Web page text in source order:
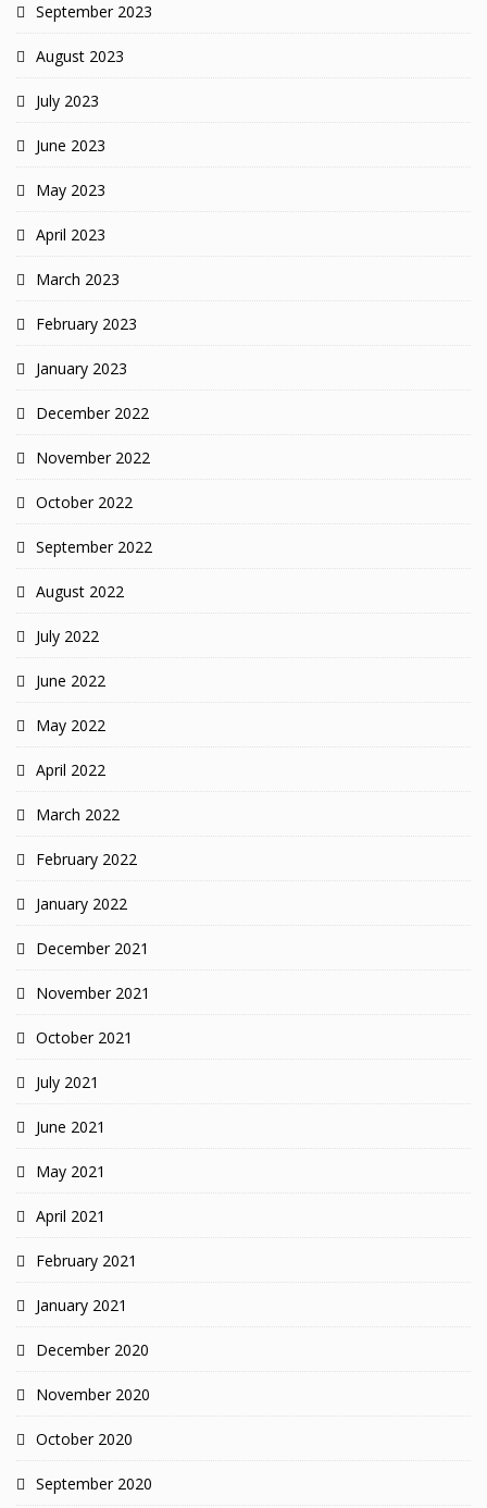
September 2023
August 2023
July 2023
June 2023
May 2023
April 2023
March 2023
February 2023
January 2023
December 2022
November 2022
October 2022
September 2022
August 2022
July 2022
June 2022
May 2022
April 2022
March 2022
February 2022
January 2022
December 2021
November 2021
October 2021
July 2021
June 2021
May 2021
April 2021
February 2021
January 2021
December 2020
November 2020
October 2020
September 2020